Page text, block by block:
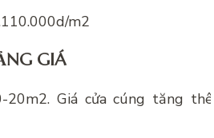
m2
GIÁ
Giá cửa cúng tăng